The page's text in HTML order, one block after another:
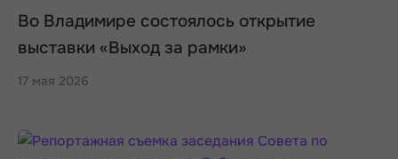
Во Владимире состоялось открытие
выставки «Выход за рамки»
17 мая 2026